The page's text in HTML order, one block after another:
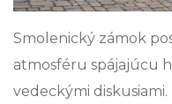
Smolenický zámok
atmosféru spájajúcu
vedeckými